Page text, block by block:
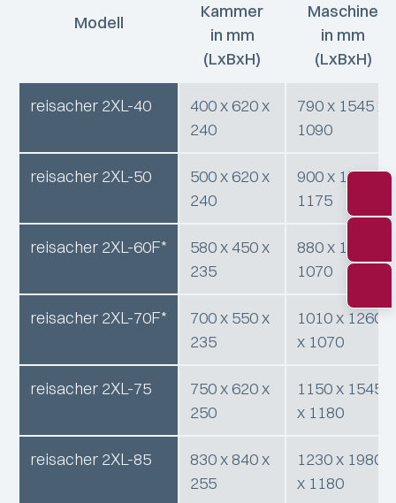
Modell
Kammer
in mm
(LxBxH)
Maschine
in mm
(LxBxH)
reisacher 2XL-40
400 x 620 x
240
790 x 1545 x
1090
reisacher 2XL-50
500 x 620 x
240
900 x 1545 x
1175
reisacher 2XL-60F*
580 x 450 x
235
880 x 1060 x
1070
reisacher 2XL-70F*
700 x 550 x
235
1010 x 1260
x 1070
reisacher 2XL-75
750 x 620 x
250
1150 x 1545
x 1180
reisacher 2XL-85
830 x 840 x
255
1230 x 1980
x 1180